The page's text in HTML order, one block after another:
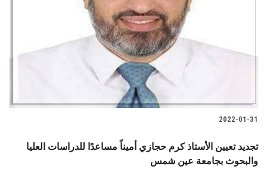
هيئة التدريس
2022-01-31
تجديد تعيين الأستاذ كرم حجازي أميناً مساعدًا للدراسات العليا
والبحوث بجامعة عين شمس